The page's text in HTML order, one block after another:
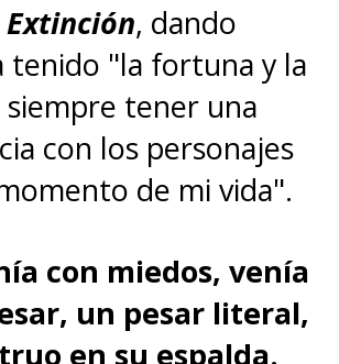
, dando
tenido "la fortuna y la
tener una
con los personajes
de mi vida".
con miedos, venía
un pesar literal,
en su espalda.